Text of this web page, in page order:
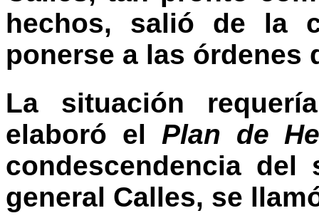
hechos, salió de la
ponerse a las órdenes
La situación
elaboró el Plan de
condescendencia
general Calles, se